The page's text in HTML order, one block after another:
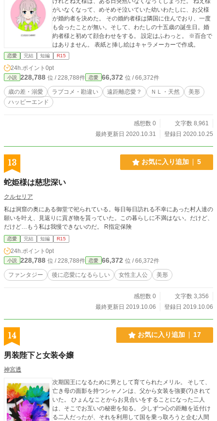
がいなくなって、めそめそ泣いていた幼いわたしに、お父様
が婚約者を決めた。 その婚約者様は隣国に住んでおり、一度
も会ったことが無い。そして、わたしの十五歳の誕生日。婚
約者様と初めて顔合わせをする。 設定はふわっと。 ※百合で
はありません。 表紙と挿し絵はキャラメーカーで作成。
恋愛 完結 短編 R15
24h.ポイント 0pt
小説 228,788 位 / 228,788件 恋愛 66,372 位 / 66,372件
歳の差・溺愛 ラブコメ・勘違い 遠距離恋愛？ ＮＬ・天然
美形
ハッピーエンド
感想数 0
文字数 8,961
最終更新日 2020.10.31
登録日 2020.10.25
13 お気に入り追加 5
蛇姫様は慈悲深い
クルセリア
私は洞窟の奥にある御堂で祀られている。毎日毎日訪れる不幸にあった村人達の
願いを叶え、見返りに貢ぎ物を貰っていた。この暮らしに不満はない。だけど、
だけど…もう私は我慢できないのだ。 R指定保険
恋愛 完結 短編 R15
24h.ポイント 0pt
小説 228,788 位 / 228,788件 恋愛 66,372 位 / 66,372件
ファンタジー 後に恋愛になるらしい 女性主人公 美形
感想数 0
文字数 3,356
最終更新日 2019.10.06
登録日 2019.10.06
14 お気に入り追加 17
男装陛下と女装令嬢
神宮透
次期国王になるために男として育てられたメリル。 そして、
亡き母の面影を持つシャノンは、父から女装を強要(?)されて
いた。 ひょんなことからお見合いをすることになった二人
は、そこでお互いの秘密を知る。 少しずつ心の距離を近付け
る二人だったが、それを利用して国を乗っ取ろうと企む人間